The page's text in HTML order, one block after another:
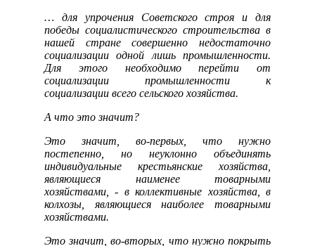
… для упрочения Советского строя и для
победы социалистического строительства в
нашей стране совершенно недостаточно
социализации одной лишь промышленности.
Для этого необходимо перейти от
социализации промышленности к
социализации всего сельского хозяйства.
А что это значит?
Это значит, во-первых, что нужно
постепенно, но неуклонно объединять
индивидуальные крестьянские хозяйства,
являющиеся наименее товарными
хозяйствами, - в коллективные хозяйства, в
колхозы, являющиеся наиболее товарными
хозяйствами.
Это значит, во-вторых, что нужно покрыть